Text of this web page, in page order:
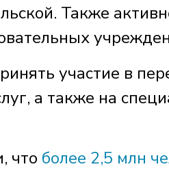
Также
участие в
а также на
что более 2,5 млн